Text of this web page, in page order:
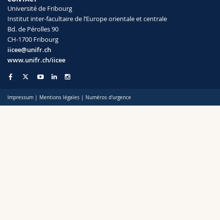
Sciences et médecine
Interfacultaire
Collaborateurs
Doctorants
Webmail
Programme des cours
MyUnifr
Université de Fribourg
Institut inter-facultaire de l’Europe orientale et centrale
Bd. de Pérolles 90
CH-1700 Fribourg
iicee@unifr.ch
www.unifr.ch/iicee
Impressum | Mentions légales | Numéros d'urgence